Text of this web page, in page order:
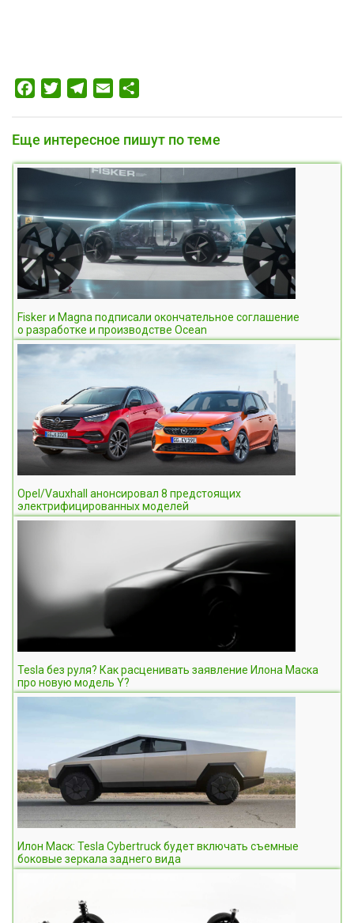
FacebookTwitterTelegram
Email
Еще интересное пишут по теме
Fisker и Magna подписали окончательное соглашение
о разработке и производстве Ocean
Opel/Vauxhall анонсировал 8 предстоящих
электрифицированных моделей
Tesla без руля? Как расценивать заявление Илона Маска
про новую модель Y?
Илон Маск: Tesla Cybertruck будет включать съемные
боковые зеркала заднего вида